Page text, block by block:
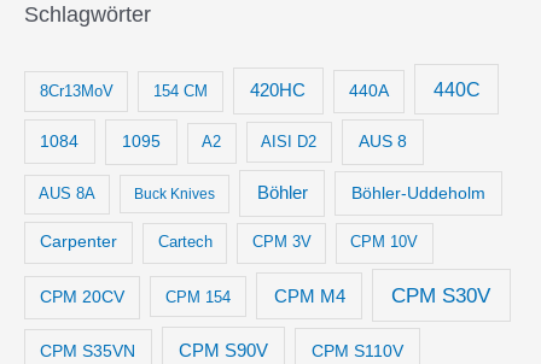
Schlagwörter
8Cr13MoV 154 CM 420HC 440A 440C
1084 1095 A2 AISI D2 AUS 8
AUS 8A Buck Knives Böhler Böhler-Uddeholm
Carpenter Cartech CPM 3V CPM 10V
CPM 20CV CPM 154 CPM M4 CPM S30V
CPM S35VN CPM S90V CPM S110V